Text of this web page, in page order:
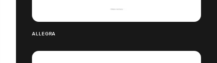
ALLEGRA